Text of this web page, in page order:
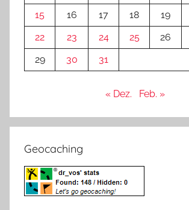
15
16 17 18 19
22
23 24 25 26
29
30 31
« Dez. Feb. »
Geocaching